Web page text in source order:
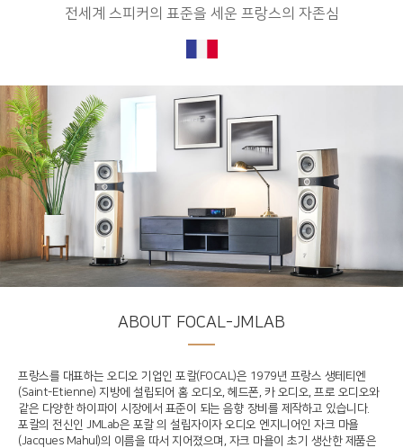
전세계 스피커의 표준을 세운 프랑스의 자존심
ABOUT FOCAL-JMLAB
프랑스를 대표하는 오디오 기업인 포칼(FOCAL)은 1979년 프랑스 생테티엔
(Saint-Etienne) 지방에 설립되어 홈 오디오, 헤드폰, 카 오디오, 프로 오디오와
같은 다양한 하이파이 시장에서 표준이 되는 음향 장비를 제작하고 있습니다.
포칼의 전신인 JMLab은 포칼 의 설립자이자 오디오 엔지니어인 자크 마욜
(Jacques Mahul)의 이름을 따서 지어졌으며, 자크 마욜이 초기 생산한 제품은